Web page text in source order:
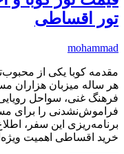
تور اقساطی
mohammad
مقدمه کوبا یکی از
هر ساله میزبان هزاران
فرهنگ غنی، سواحل
فراموش‌نشدنی را برای
برنامه‌ریزی این سفر،
خرید اقساطی اهمیت